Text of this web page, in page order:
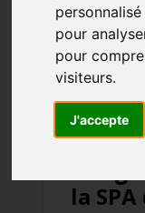
pour
pour
visiteurs.
J'accepte
la